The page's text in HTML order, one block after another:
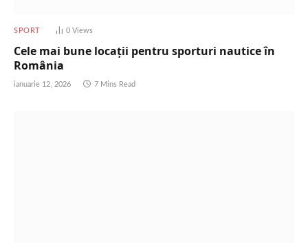
SPORT 0 Views
Cele mai bune locații pentru sporturi nautice în
România
ianuarie 12, 2026 7 Mins Read